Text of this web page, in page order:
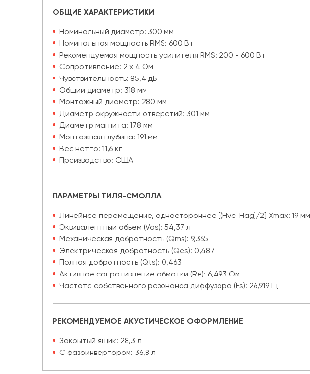
ОБЩИЕ ХАРАКТЕРИСТИКИ
Номинальный диаметр: 300 мм
Номинальная мощность RMS: 600 Вт
Рекомендуемая мощность усилителя RMS: 200 - 600 Вт
Сопротивление: 2 x 4 Ом
Чувствительность: 85,4 дБ
Общий диаметр: 318 мм
Монтажный диаметр: 280 мм
Диаметр окружности отверстий: 301 мм
Диаметр магнита: 178 мм
Монтажная глубина: 191 мм
Вес нетто: 11,6 кг
Производство: США
ПАРАМЕТРЫ ТИЛЯ-СМОЛЛА
Линейное перемещение, одностороннее [(Hvc-Hag)/2] Xmax: 19 мм
Эквивалентный объем (Vas): 54,37 л
Механическая добротность (Qms): 9,365
Электрическая добротность (Qes): 0,487
Полная добротность (Qts): 0,463
Активное сопротивление обмотки (Re): 6,493 Ом
Частота собственного резонанса диффузора (Fs): 26,919 Гц
РЕКОМЕНДУЕМОЕ АКУСТИЧЕСКОЕ ОФОРМЛЕНИЕ
Закрытый ящик: 28,3 л
С фазоинвертором: 36,8 л